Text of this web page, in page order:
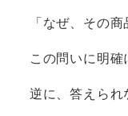
「なぜ、その
この問いに明確
逆に、答えられ